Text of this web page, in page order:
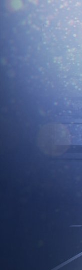
DOCUMENTS UTILES
CLIQUEZ ICI